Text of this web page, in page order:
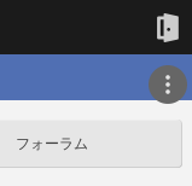
フォーラム